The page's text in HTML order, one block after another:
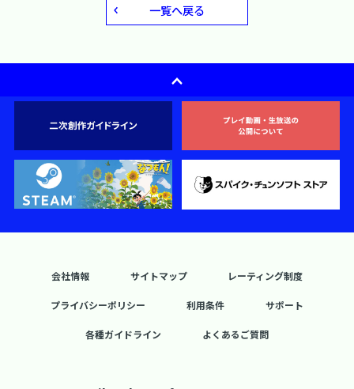
一覧へ戻る
会社情報 サイトマップ レーティング制度
プライバシーポリシー 利用条件 サポート
各種ガイドライン よくあるご質問